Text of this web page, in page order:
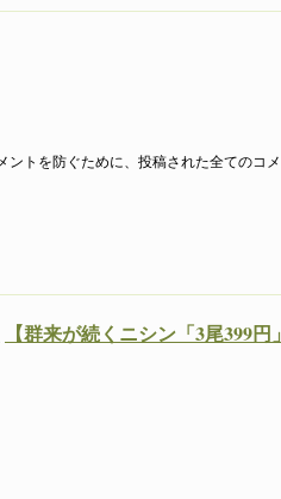
ントを防ぐために、投稿された全てのコメ
【群来が続くニシン「3尾399円」